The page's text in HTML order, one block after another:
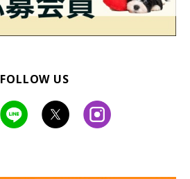
FOLLOW US